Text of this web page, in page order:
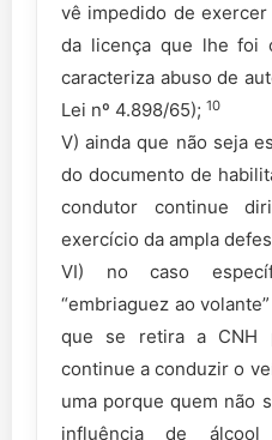
vê impedido de
da licença que lhe foi
caracteriza abuso de
Lei nº 4.898/65); 10
V) ainda que não seja
do documento de
condutor continue
exercício da ampla
VI) no caso
“embriaguez ao
que se retira a CNH
continue a conduzir o
uma porque quem não
influência de